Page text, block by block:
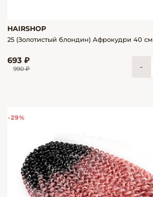
HAIRSHOP
25 (Золотистый блондин) Афрокудри 40 см
693 ₽
990 ₽ -
-29%